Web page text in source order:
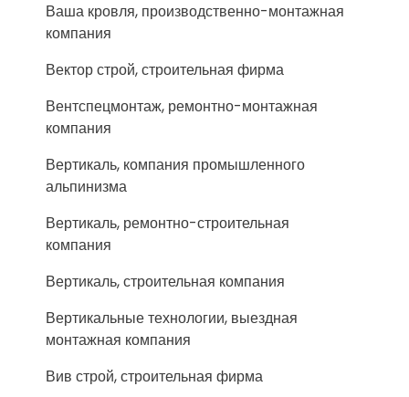
Ваша кровля, производственно-монтажная
компания
Вектор строй, строительная фирма
Вентспецмонтаж, ремонтно-монтажная
компания
Вертикаль, компания промышленного
альпинизма
Вертикаль, ремонтно-строительная
компания
Вертикаль, строительная компания
Вертикальные технологии, выездная
монтажная компания
Вив строй, строительная фирма